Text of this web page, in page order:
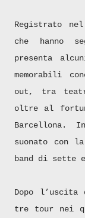
Registrato
che hanno
presenta
memorabili
out, tra
oltre al
Barcellona. In
suonato con
band di sette
Dopo l’uscita
tre tour nei